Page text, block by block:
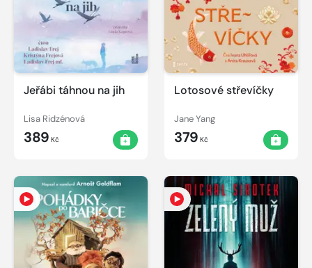
Jeřábi táhnou na jih
Lisa Ridzénová
389 Kč
Lotosové střevíčky
Jane Yang
379 Kč